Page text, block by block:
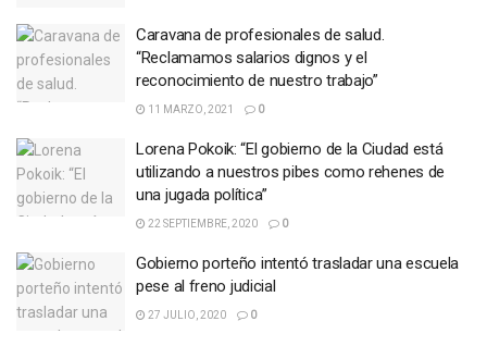
Caravana de profesionales de salud.
“Reclamamos salarios dignos y el
reconocimiento de nuestro trabajo”
11 MARZO, 2021 0
Lorena Pokoik: “El gobierno de la Ciudad está
utilizando a nuestros pibes como rehenes de
una jugada política”
22 SEPTIEMBRE, 2020 0
Gobierno porteño intentó trasladar una escuela
pese al freno judicial
27 JULIO, 2020 0